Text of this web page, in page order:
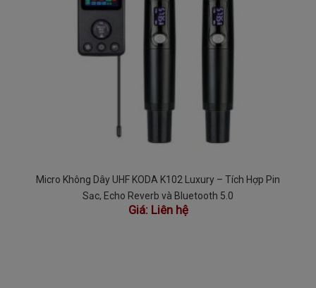
Micro Không Dây UHF KODA K102 Luxury – Tích Hợp Pin
Sạc, Echo Reverb và Bluetooth 5.0
Giá: Liên hệ